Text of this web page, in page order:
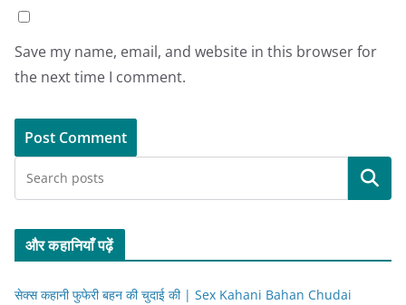
Save my name, email, and website in this browser for
the next time I comment.
Search
और कहानियाँ पढ़ें
सेक्स कहानी फुफेरी बहन की चुदाई की | Sex Kahani Bahan Chudai